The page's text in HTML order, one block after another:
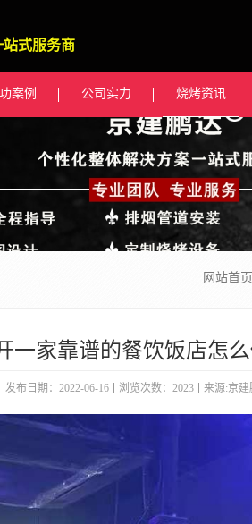
式服务商
案例 公司实力 烧烤资讯
网站首页
一家靠谱的餐饮饭店怎
发布日期：2022-06-16 浏览次数：2023 来源:京建